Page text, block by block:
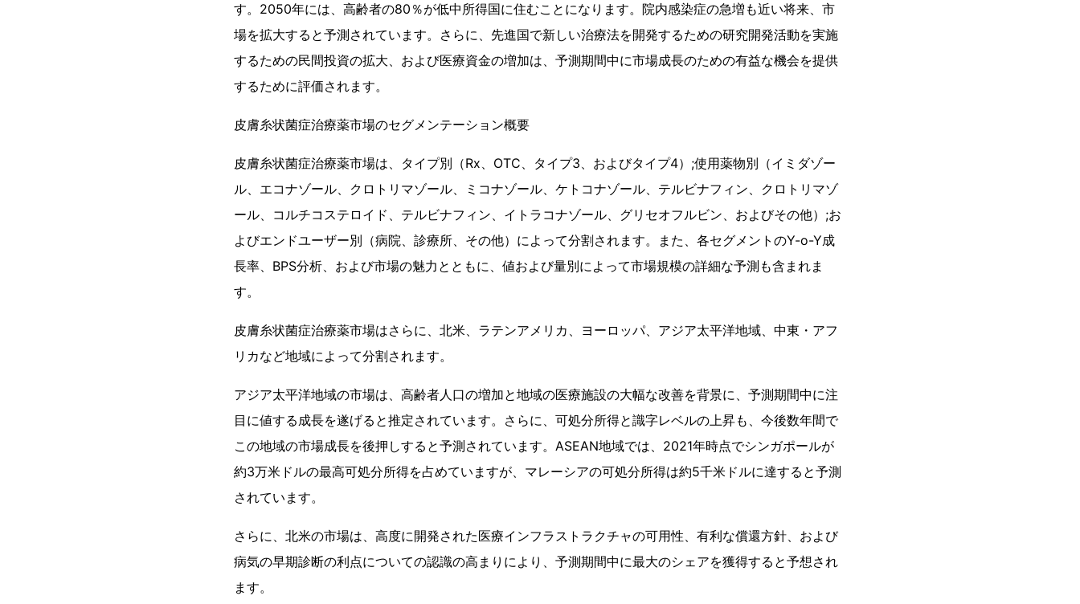
す。2050年には、高齢者の80％が低中所得国に住むことになります。院内感染症の急増も近い将来、市
場を拡大すると予測されています。さらに、先進国で新しい治療法を開発するための研究開発活動を実施
するための民間投資の拡大、および医療資金の増加は、予測期間中に市場成長のための有益な機会を提供
するために評価されます。
皮膚糸状菌症治療薬市場のセグメンテーション概要
皮膚糸状菌症治療薬市場は、タイプ別（Rx、OTC、タイプ3、およびタイプ4）;使用薬物別（イミダゾー
ル、エコナゾール、クロトリマゾール、ミコナゾール、ケトコナゾール、テルビナフィン、クロトリマゾ
ール、コルチコステロイド、テルビナフィン、イトラコナゾール、グリセオフルビン、およびその他）;お
よびエンドユーザー別（病院、診療所、その他）によって分割されます。また、各セグメントのY-o-Y成
長率、BPS分析、および市場の魅力とともに、値および量別によって市場規模の詳細な予測も含まれま
す。
皮膚糸状菌症治療薬市場はさらに、北米、ラテンアメリカ、ヨーロッパ、アジア太平洋地域、中東・アフ
リカなど地域によって分割されます。
アジア太平洋地域の市場は、高齢者人口の増加と地域の医療施設の大幅な改善を背景に、予測期間中に注
目に値する成長を遂げると推定されています。さらに、可処分所得と識字レベルの上昇も、今後数年間で
この地域の市場成長を後押しすると予測されています。ASEAN地域では、2021年時点でシンガポールが
約3万米ドルの最高可処分所得を占めていますが、マレーシアの可処分所得は約5千米ドルに達すると予測
されています。
さらに、北米の市場は、高度に開発された医療インフラストラクチャの可用性、有利な償還方針、および
病気の早期診断の利点についての認識の高まりにより、予測期間中に最大のシェアを獲得すると予想され
ます。